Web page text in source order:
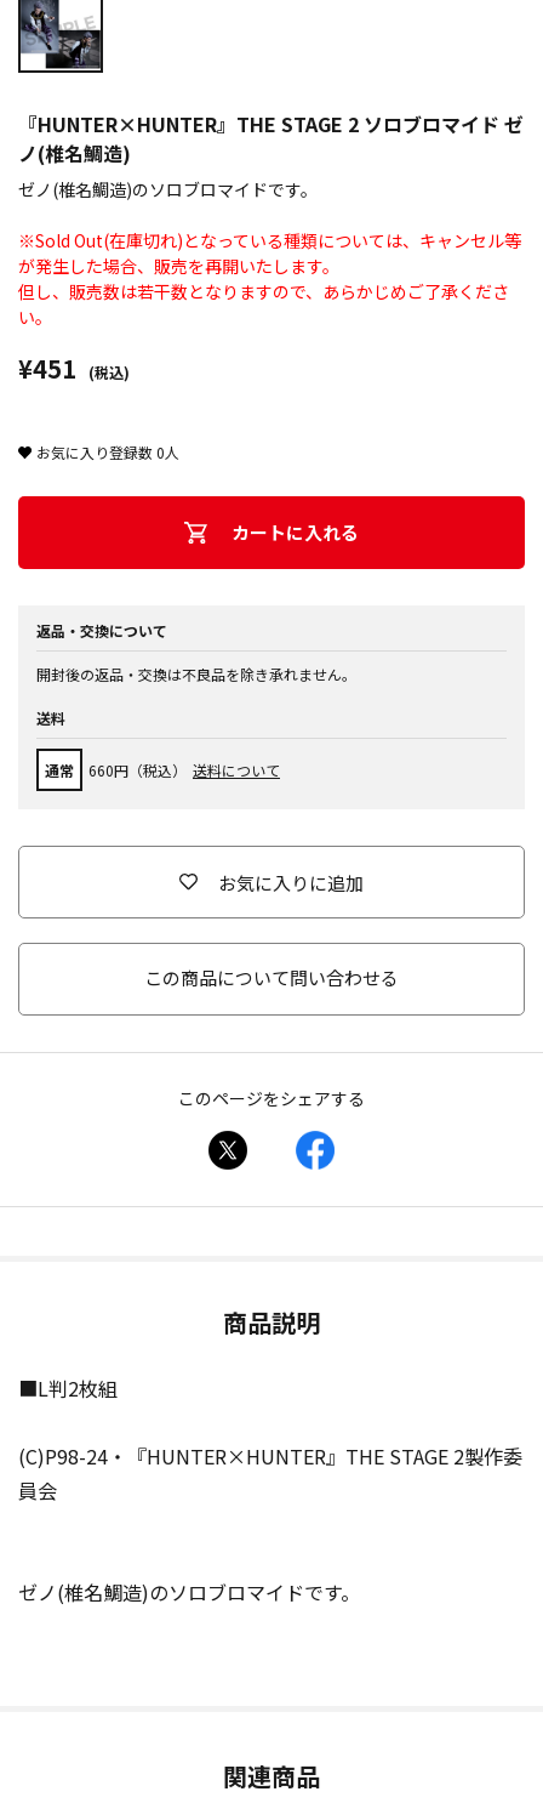
『HUNTER×HUNTER』THE STAGE 2 ソロブロマイド ゼ
ノ(椎名鯛造)
ゼノ(椎名鯛造)のソロブロマイドです。
※Sold Out(在庫切れ)となっている種類については、キャンセル等
が発生した場合、販売を再開いたします。
但し、販売数は若干数となりますので、あらかじめご了承くださ
い。
¥451 (税込)
お気に入り登録数0人
カートに入れる
返品・交換について
開封後の返品・交換は不良品を除き承れません。
送料
通常 660円（税込） 送料について
お気に入りに追加
この商品について問い合わせる
このページをシェアする
商品説明
■L判2枚組
(C)P98-24・『HUNTER×HUNTER』THE STAGE 2製作委
員会
ゼノ(椎名鯛造)のソロブロマイドです。
関連商品